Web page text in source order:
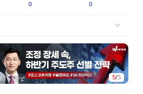
0
0
5/5